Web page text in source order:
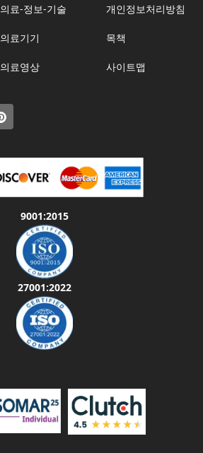
의료-정보-기술
의료기기
의료영상
개인정보처리방침
목책
사이트맵
9001:2015
27001:2022